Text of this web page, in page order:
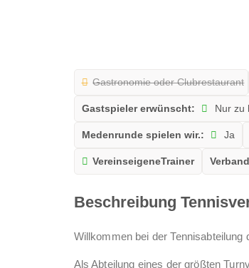
Gastronomie oder Clubrestaurant
Gastspieler erwünscht: Nur zu
Medenrunde spielen wir.: Ja
VereinseigeneTrainer
Beschreibung
Willkommen bei der
Als Abteilung eines der größten